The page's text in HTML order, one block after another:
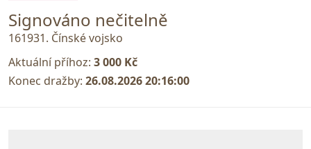
Signováno nečitelně
161931. Čínské vojsko
Aktuální příhoz: 3 000 Kč
Konec dražby: 26.08.2026 20:16:00